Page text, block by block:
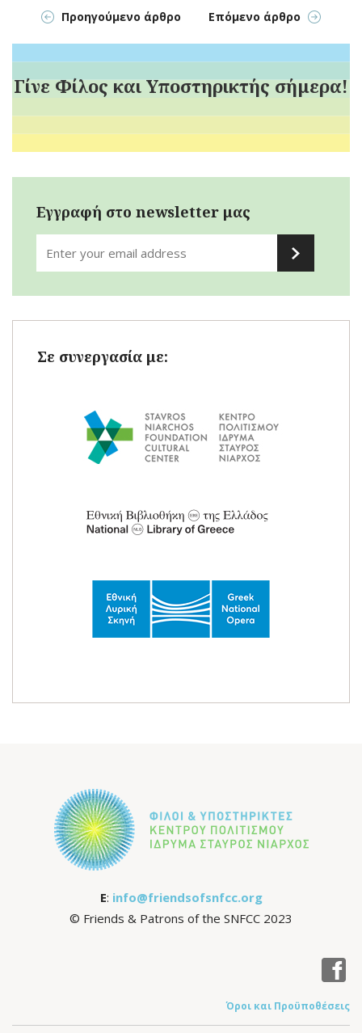
Προηγούμενο άρθρο Επόμενο άρθρο
Γίνε Φίλος και Υποστηρικτής σήμερα!
Εγγραφή στο newsletter μας
Σε συνεργασία με:
E: info@friendsofsnfcc.org
© Friends & Patrons of the SNFCC 2023
Όροι και Προϋποθέσεις